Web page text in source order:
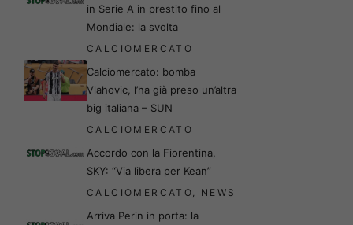
in Serie A in prestito fino al
Mondiale: la svolta
CALCIOMERCATO
Calciomercato: bomba
Vlahovic, l’ha già preso un’altra
big italiana – SUN
CALCIOMERCATO
Accordo con la Fiorentina,
SKY: “Via libera per Kean”
CALCIOMERCATO NEWS
Arriva Perin in porta: la